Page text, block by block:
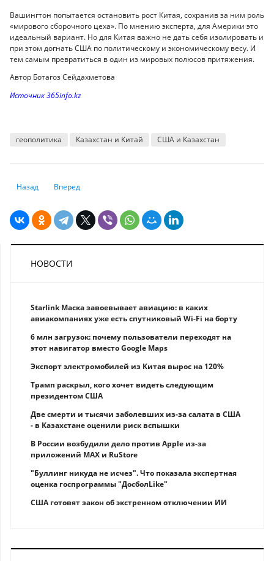
Вашингтон попытается остановить рост Китая, сохранив за ним роль
«мирового сборочного цеха». По мнению эксперта, для Америки это
идеальный вариант. Но для Китая важно не дать себя изолировать и
при этом догнать США по политическому и экономическому весу. И
тем самым превратиться в один из мировых полюсов притяжения.
Автор Ботагоз Сейдахметова
Источник 365info.kz
геополитика Казахстан и Китай США и Казахстан
Предыдущий: Эксперт рассказал, как следят за сотрудниками на
Назад Следующий: Найдены люди с полной невосприимчивостью
Вперед
НОВОСТИ
Starlink Маска завоевывает авиацию: в каких
авиакомпаниях уже есть спутниковый Wi-Fi на борту
6 млн загрузок: почему пользователи переходят на
этот навигатор вместо Google Maps
Экспорт электромобилей из Китая вырос на 120%
Трамп раскрыл, кого хочет видеть следующим
президентом США
Две смерти и тысячи заболевших из-за салата в США
- в Казахстане оценили риск вспышки
В России возбудили дело против Apple из-за
приложений MAX и RuStore
"Буллинг никуда не исчез". Что показала экспертная
оценка госпрограммы "ДосболLike"
США готовят закон об экстренном отключении ИИ